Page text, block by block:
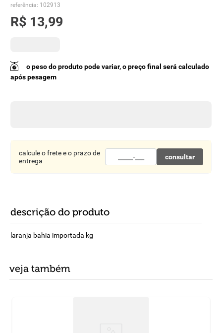
referência: 102913
R$ 13,99
o peso do produto pode variar, o preço final será calculado
após pesagem
calcule o frete e o prazo de
entrega
consultar
descrição do produto
laranja bahia importada kg
veja também
5º queijo
6º biscoito
º detergente